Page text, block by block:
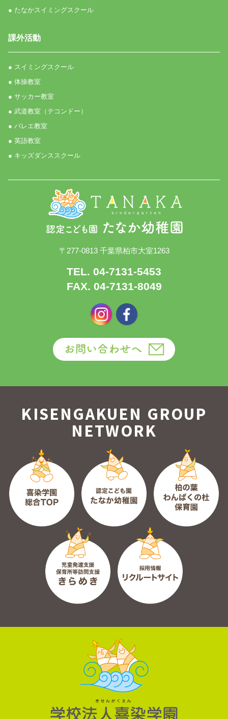
● たなかスイミングスクール
課外活動
● スイミングスクール
● 体操教室
● サッカー教室
● 武道教室（テコンドー）
● バレエ教室
● 英語教室
● キッズダンススクール
〒277-0813 千葉県柏市大室1263
TEL. 04-7131-5453
FAX. 04-7131-8049
KISENGAKUEN GROUP
NETWORK